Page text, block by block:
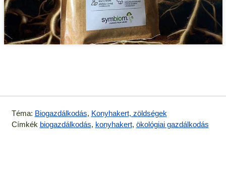
Téma: Biogazdálkodás, Konyhakert, zöldségek
Címkék biogazdálkodás, konyhakert, ökológiai gazdálkodás